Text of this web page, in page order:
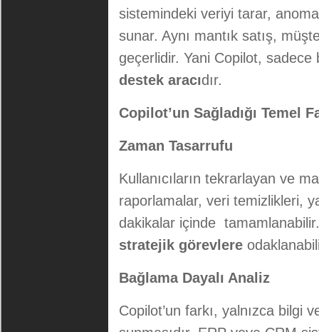
sistemindeki veriyi tarar,
sunar. Aynı mantık satış,
geçerlidir. Yani Copilot,
destek aracıdır.
Copilot’un Sağladığı Temel
Zaman Tasarrufu
Kullanıcıların tekrarlayan ve
raporlamalar, veri temizlikleri,
dakikalar içinde
stratejik görevlere
Bağlama Dayalı Analiz
Copilot’un farkı, yalnızca bilgi